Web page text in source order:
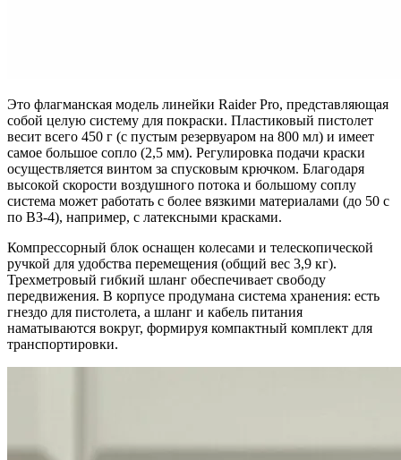
Это флагманская модель линейки Raider Pro, представляющая
собой целую систему для покраски. Пластиковый пистолет
весит всего 450 г (с пустым резервуаром на 800 мл) и имеет
самое большое сопло (2,5 мм). Регулировка подачи краски
осуществляется винтом за спусковым крючком. Благодаря
высокой скорости воздушного потока и большому соплу
система может работать с более вязкими материалами (до 50 с
по ВЗ-4), например, с латексными красками.
Компрессорный блок оснащен колесами и телескопической
ручкой для удобства перемещения (общий вес 3,9 кг).
Трехметровый гибкий шланг обеспечивает свободу
передвижения. В корпусе продумана система хранения: есть
гнездо для пистолета, а шланг и кабель питания
наматываются вокруг, формируя компактный комплект для
транспортировки.